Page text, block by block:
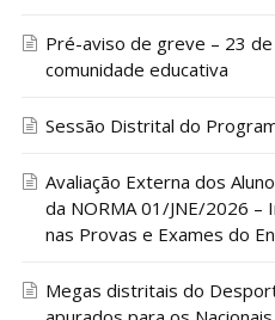
Pré-aviso de greve – 23
comunidade educativa
Sessão Distrital do
Avaliação Externa dos
da NORMA 01/JNE/2026 –
nas Provas e Exames do
Megas distritais do